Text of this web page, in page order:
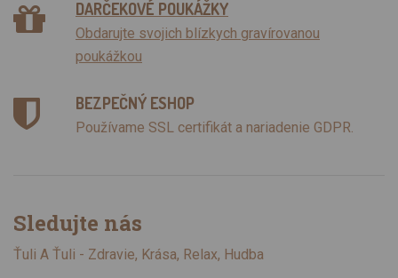
DARČEKOVÉ POUKÁŽKY
Obdarujte svojich blízkych gravírovanou
poukážkou
BEZPEČNÝ ESHOP
Používame SSL certifikát a nariadenie GDPR.
Sledujte nás
Ťuli A Ťuli - Zdravie, Krása, Relax, Hudba